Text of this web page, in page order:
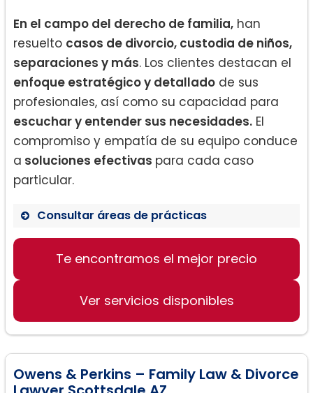
En el campo del derecho de familia, han
resuelto casos de divorcio, custodia de niños,
separaciones y más. Los clientes destacan el
enfoque estratégico y detallado de sus
profesionales, así como su capacidad para
escuchar y entender sus necesidades. El
compromiso y empatía de su equipo conduce
a soluciones efectivas para cada caso
particular.
Consultar áreas de prácticas
Divorcio
Custodia de niños
Te encontramos el mejor precio
Ver servicios disponibles
Owens & Perkins – Family Law & Divorce